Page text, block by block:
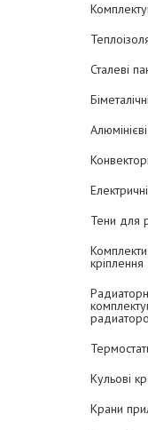
Сталеві
Тени для
кріплення
Кульові
Крани